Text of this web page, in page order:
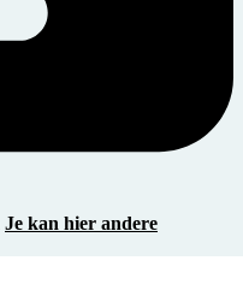
Je kan hier andere